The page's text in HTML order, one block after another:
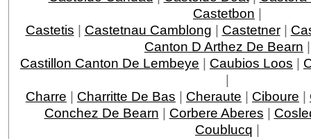
Castetbon |
Castetis | Castetnau Camblong | Castetner|
Canton D Arthez De Bearn |
Castillon Canton De Lembeye | Caubios Loos |
|
Charre | Charritte De Bas | Cheraute | Ciboure |
Conchez De Bearn | Corbere Aberes |
Coublucq |